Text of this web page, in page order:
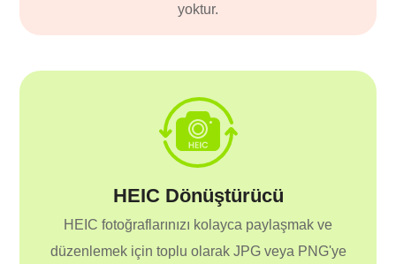
yoktur.
HEIC Dönüştürücü
HEIC fotoğraflarınızı kolayca paylaşmak ve
düzenlemek için toplu olarak JPG veya PNG'ye